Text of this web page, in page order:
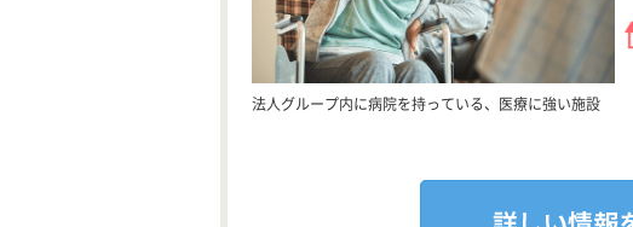
法人グループ内に病院を持っている、医療に強い施設